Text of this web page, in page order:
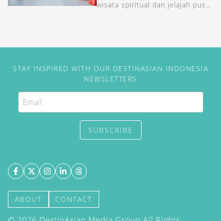
wisata spiritual dan jelajah pusat
STAY INSPIRED WITH OUR DESTINASIAN INDONESIA
NEWSLETTERS
SUBSCRIBE
ABOUT CONTACT